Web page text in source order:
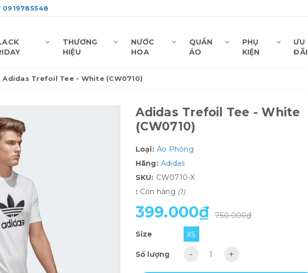
0919785548
THƯƠNG
HIỆU
NƯỚC
HOA
QUẦN
ÁO
PHỤ
KIỆN
ƯU
ĐÃI
Adidas Trefoil Tee - White (CW0710)
Adidas Trefoil Tee - White
(CW0710)
Loại: Áo Phông
Hãng: Adidas
SKU: CW0710-X
: Còn hàng (1)
399.000₫ 750.000₫
Size XS
Số lượng - +